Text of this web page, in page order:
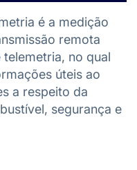
é a medição
remota
no qual
úteis ao
a respeito da
segurança e